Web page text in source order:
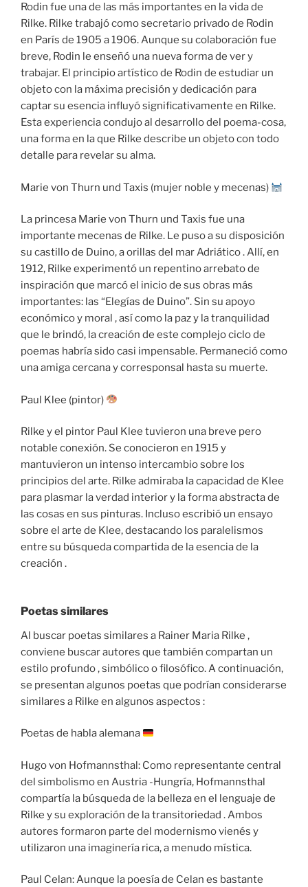
Rodin fue una de las más importantes en la vida de
Rilke. Rilke trabajó como secretario privado de Rodin
en París de 1905 a 1906. Aunque su colaboración fue
breve, Rodin le enseñó una nueva forma de ver y
trabajar. El principio artístico de Rodin de estudiar un
objeto con la máxima precisión y dedicación para
captar su esencia influyó significativamente en Rilke.
Esta experiencia condujo al desarrollo del poema-cosa,
una forma en la que Rilke describe un objeto con todo
detalle para revelar su alma.
Marie von Thurn und Taxis (mujer noble y mecenas)
La princesa Marie von Thurn und Taxis fue una
importante mecenas de Rilke. Le puso a su disposición
su castillo de Duino, a orillas del mar Adriático . Allí, en
1912, Rilke experimentó un repentino arrebato de
inspiración que marcó el inicio de sus obras más
importantes: las “Elegías de Duino”. Sin su apoyo
económico y moral , así como la paz y la tranquilidad
que le brindó, la creación de este complejo ciclo de
poemas habría sido casi impensable. Permaneció como
una amiga cercana y corresponsal hasta su muerte.
Paul Klee (pintor)
Rilke y el pintor Paul Klee tuvieron una breve pero
notable conexión. Se conocieron en 1915 y
mantuvieron un intenso intercambio sobre los
principios del arte. Rilke admiraba la capacidad de Klee
para plasmar la verdad interior y la forma abstracta de
las cosas en sus pinturas. Incluso escribió un ensayo
sobre el arte de Klee, destacando los paralelismos
entre su búsqueda compartida de la esencia de la
creación .
Poetas similares
Al buscar poetas similares a Rainer Maria Rilke ,
conviene buscar autores que también compartan un
estilo profundo , simbólico o filosófico. A continuación,
se presentan algunos poetas que podrían considerarse
similares a Rilke en algunos aspectos :
Poetas de habla alemana
Hugo von Hofmannsthal: Como representante central
del simbolismo en Austria -Hungría, Hofmannsthal
compartía la búsqueda de la belleza en el lenguaje de
Rilke y su exploración de la transitoriedad . Ambos
autores formaron parte del modernismo vienés y
utilizaron una imaginería rica, a menudo mística.
Paul Celan: Aunque la poesía de Celan es bastante